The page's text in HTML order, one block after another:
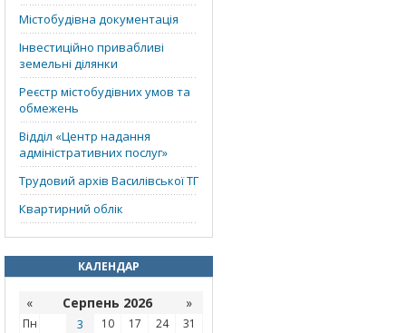
Містобудівна документація
Інвестиційно привабливі
земельні ділянки
Реєстр містобудівних умов та
обмежень
Відділ «‎Центр надання
адміністративних послуг»
Трудовий архів Василівської ТГ
Квартирний облік
КАЛЕНДАР
« Серпень 2026 »
Пн 3 10 17 24
31